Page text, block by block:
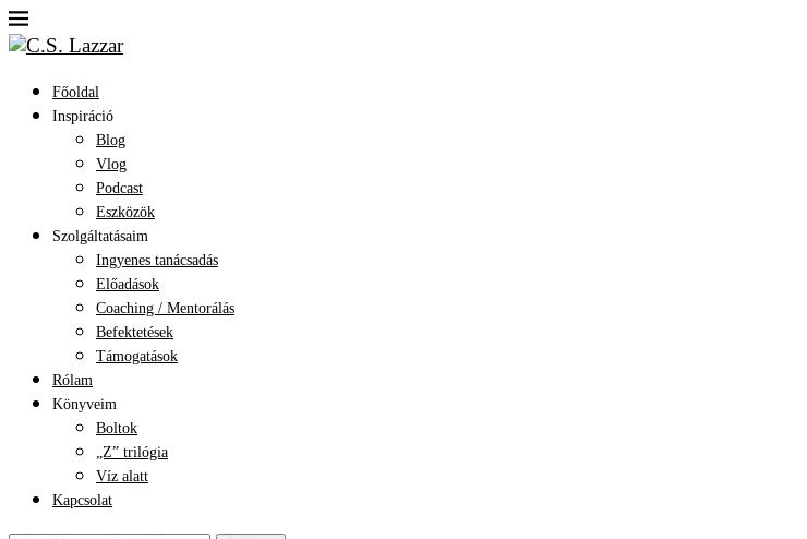
Főoldal
Inspiráció
Blog
Vlog
Podcast
Eszközök
Szolgáltatásaim
Ingyenes tanácsadás
Előadások
Coaching / Mentorálás
Befektetések
Támogatások
Rólam
Könyveim
Boltok
„Z” trilógia
Víz alatt
Kapcsolat